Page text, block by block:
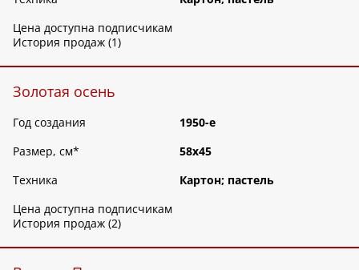
Цена доступна подписчикам
История продаж (1)
Золотая осень
Год создания
1950-е
Размер, см*
58х45
Техника
Картон; пастель
Цена доступна подписчикам
История продаж (2)